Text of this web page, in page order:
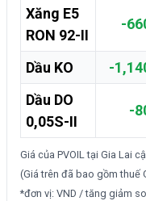
Xăng E5
RON 92-II
-
Dầu KO -
Dầu DO
0,05S-II
-
Giá của PVOIL tại Gia Lai
(Giá trên đã bao gồm thuế
*đơn vị: VND / tăng giảm